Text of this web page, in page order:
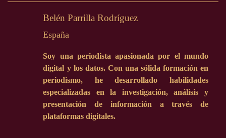
Belén Parrilla Rodríguez
España
Soy una periodista apasionada por el mundo
digital y los datos. Con una sólida formación en
periodismo, he desarrollado habilidades
especializadas en la investigación, análisis y
presentación de información a través de
plataformas digitales.